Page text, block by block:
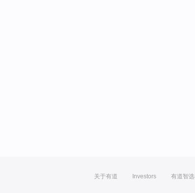
关于有道 Investors 有道智选